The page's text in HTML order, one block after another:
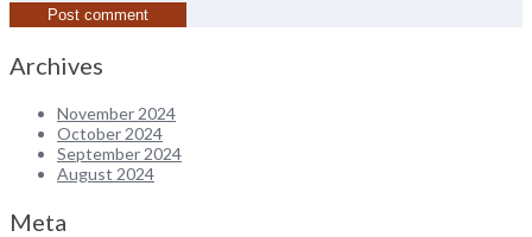
Archives
November 2024
October 2024
September 2024
August 2024
Meta